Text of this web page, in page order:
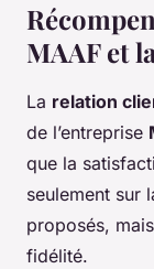
MAAF et
La relation
de l’entreprise
que la
seulement sur
proposés,
fidélité.